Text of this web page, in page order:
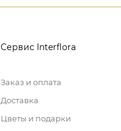
Сервис Interflora
Заказ и оплата
Доставка
Цветы и подарки